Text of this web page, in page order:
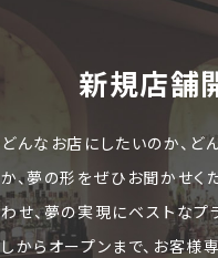
新規店舗
どんなお店にしたいのか、ど
か、夢の形をぜひお聞かせく
わせ、夢の実現にベストなプ
しからオープンまで、お客様